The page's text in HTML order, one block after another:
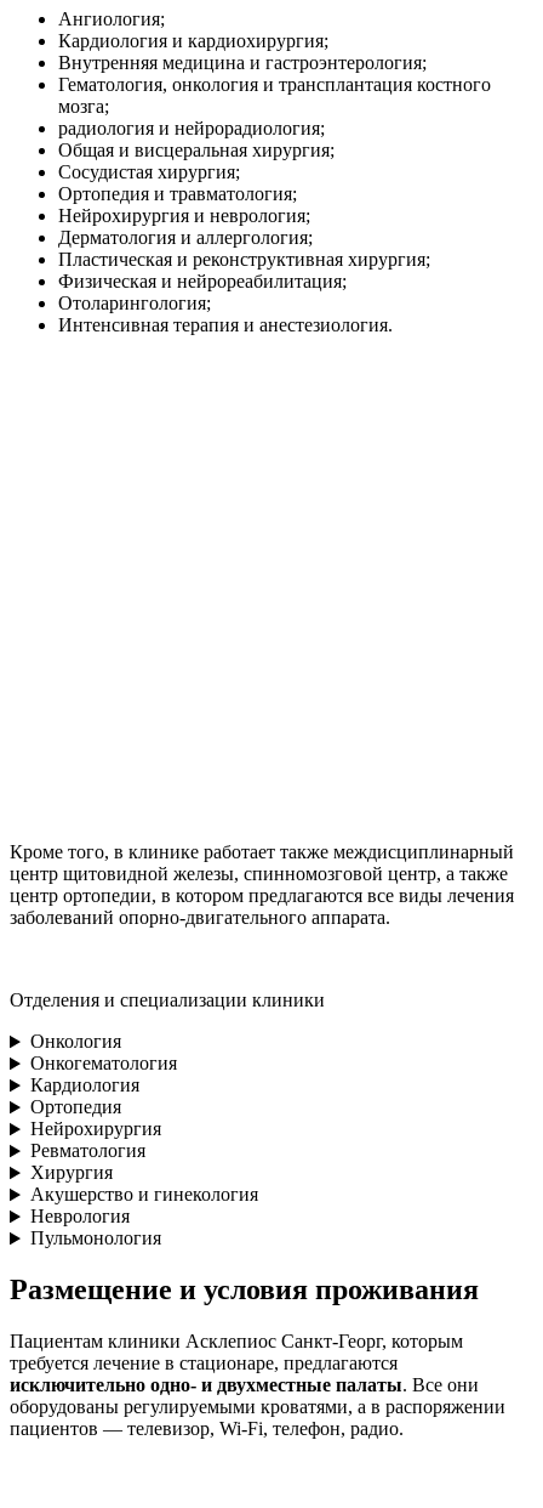
Ангиология;
Кардиология и кардиохирургия;
Внутренняя медицина и гастроэнтерология;
Гематология, онкология и трансплантация костного
мозга;
радиология и нейрорадиология;
Общая и висцеральная хирургия;
Сосудистая хирургия;
Ортопедия и травматология;
Нейрохирургия и неврология;
Дерматология и аллергология;
Пластическая и реконструктивная хирургия;
Физическая и нейрореабилитация;
Отоларингология;
Интенсивная терапия и анестезиология.
Кроме того, в клинике работает также междисциплинарный
центр щитовидной железы, спинномозговой центр, а также
центр ортопедии, в котором предлагаются все виды лечения
заболеваний опорно-двигательного аппарата.
Отделения и специализации клиники
Онкология
Онкогематология
Кардиология
Ортопедия
Нейрохирургия
Ревматология
Хирургия
Акушерство и гинекология
Неврология
Пульмонология
Размещение и условия проживания
Пациентам клиники Асклепиос Санкт-Георг, которым
требуется лечение в стационаре, предлагаются
исключительно одно- и двухместные палаты. Все они
оборудованы регулируемыми кроватями, а в распоряжении
пациентов — телевизор, Wi-Fi, телефон, радио.